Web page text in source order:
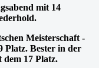
mit 14
Meisterschaft -
Platz. Bester in der
17 Platz.